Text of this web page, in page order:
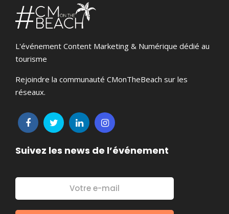
L'événement Content Marketing & Numérique dédié au
tourisme
Rejoindre la communauté CMonTheBeach sur les
réseaux.
Suivez les news de l’événement